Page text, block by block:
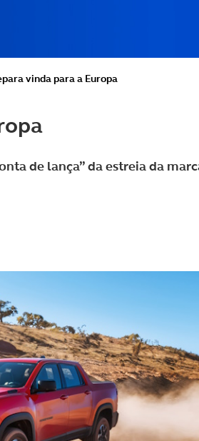
vinda para a Europa
de lança” da estreia da